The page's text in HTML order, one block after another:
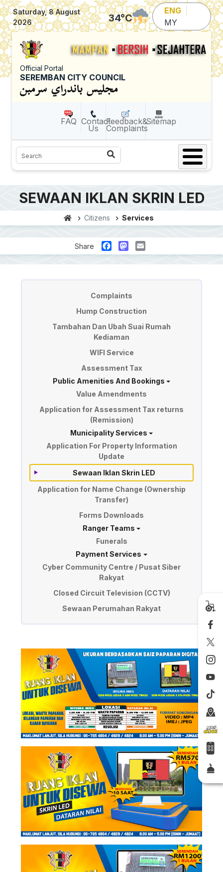
Skip to main content
Saturday, 8 August
2026
34°C
ENG
MY
Official Portal
SEREMBAN CITY COUNCIL
FAQ Contact
Us
Feedback&
Complaints
Sitemap
Search
SEWAAN IKLAN SKRIN LED
Citizens Services
Share FacebookMastodon
Email
Complaints
Hump Construction
Tambahan Dan Ubah Suai Rumah
Kediaman
WIFI Service
Assessment Tax
Public Amenities And Bookings
Value Amendments
Application for Assessment Tax returns
(Remission)
Municipality Services
Application For Property Information
Update
Sewaan Iklan Skrin LED
Application for Name Change (Ownership
Transfer)
Forms Downloads
Ranger Teams
Funerals
Payment Services
Cyber Community Centre / Pusat Siber
Rakyat
Closed Circuit Television (CCTV)
Sewaan Perumahan Rakyat